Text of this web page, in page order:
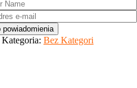
Kategoria: Bez Kategori